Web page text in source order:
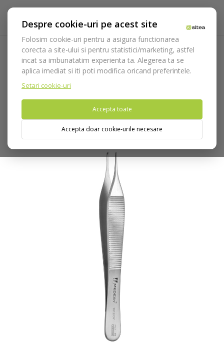
Despre cookie-uri pe acest site
Folosim cookie-uri pentru a asigura functionarea
corecta a site-ului si pentru statistici/marketing, astfel
incat sa imbunatatim experienta ta. Alegerea ta se
aplica imediat si iti poti modifica oricand preferintele.
Setari cookie-uri
Accepta toate
Accepta doar cookie-urile necesare
Acasa Instrumentar Chirurgie si implantologie
anatomice si chirurgicale
Pense chirurgicale
Pensa Micro
Adson cod 1012/OY
Nu puteti plasa comenzi din tara din care accesati website-ul
(United States).